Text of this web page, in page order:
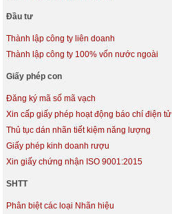
Đầu tư
Thành lập công ty liên doanh
Thành lập công ty 100% vốn nước ngoài
Giấy phép con
Đăng ký mã số mã vạch
Xin cấp giấy phép hoạt động báo chí điện tử
Thủ tục dán nhãn tiết kiệm năng lượng
Giấy phép kinh doanh rượu
Xin giấy chứng nhận ISO 9001:2015
SHTT
Phân biệt các loại Nhãn hiệu